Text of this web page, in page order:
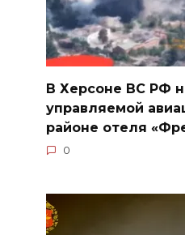
В Херсоне ВС РФ
управляемой
районе отеля
0